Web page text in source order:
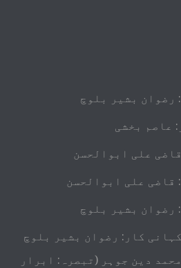
رضوان بشیر بلوچ
عاصم بخشی
علی ابوالحسن
قاضی علی ابوالحسن
رضوان بشیر بلوچ
کار: رضوان بشیر بلوچ
دین جوہر (تبصرہ: ابرار